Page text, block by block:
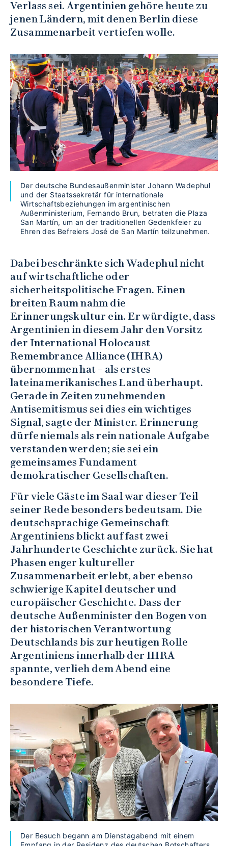
Verlass sei. Argentinien gehöre heute zu
jenen Ländern, mit denen Berlin diese
Zusammenarbeit vertiefen wolle.
Der deutsche Bundesaußenminister Johann Wadephul
und der Staatssekretär für internationale
Wirtschaftsbeziehungen im argentinischen
Außenministerium, Fernando Brun, betraten die Plaza
San Martín, um an der traditionellen Gedenkfeier zu
Ehren des Befreiers José de San Martín teilzunehmen.
Dabei beschränkte sich Wadephul nicht
auf wirtschaftliche oder
sicherheitspolitische Fragen. Einen
breiten Raum nahm die
Erinnerungskultur ein. Er würdigte, dass
Argentinien in diesem Jahr den Vorsitz
der International Holocaust
Remembrance Alliance (IHRA)
übernommen hat – als erstes
lateinamerikanisches Land überhaupt.
Gerade in Zeiten zunehmenden
Antisemitismus sei dies ein wichtiges
Signal, sagte der Minister. Erinnerung
dürfe niemals als rein nationale Aufgabe
verstanden werden; sie sei ein
gemeinsames Fundament
demokratischer Gesellschaften.
Für viele Gäste im Saal war dieser Teil
seiner Rede besonders bedeutsam. Die
deutschsprachige Gemeinschaft
Argentiniens blickt auf fast zwei
Jahrhunderte Geschichte zurück. Sie hat
Phasen enger kultureller
Zusammenarbeit erlebt, aber ebenso
schwierige Kapitel deutscher und
europäischer Geschichte. Dass der
deutsche Außenminister den Bogen von
der historischen Verantwortung
Deutschlands bis zur heutigen Rolle
Argentiniens innerhalb der IHRA
spannte, verlieh dem Abend eine
besondere Tiefe.
Der Besuch begann am Dienstagabend mit einem